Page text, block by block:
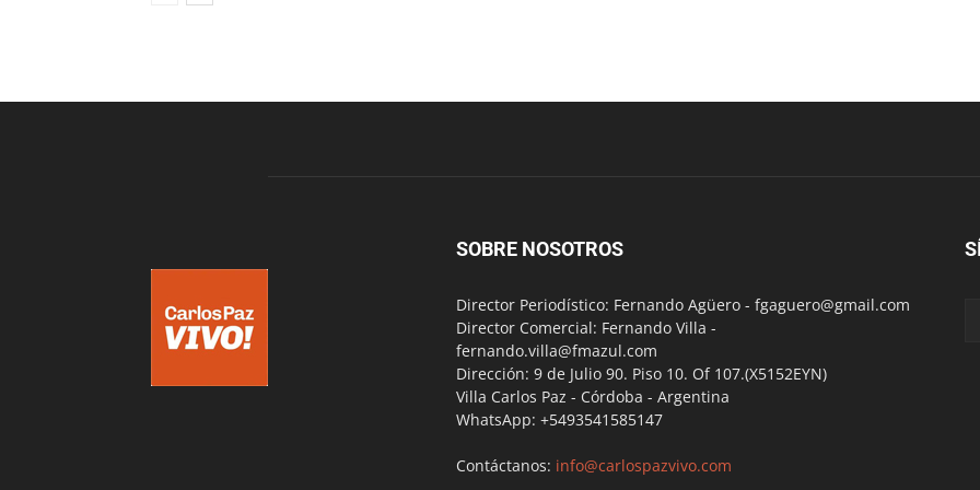
SOBRE NOSOTROS
Director Periodístico: Fernando Agüero - fgaguero@gmail.com
Director Comercial: Fernando Villa -
fernando.villa@fmazul.com
Dirección: 9 de Julio 90. Piso 10. Of 107.(X5152EYN)
Villa Carlos Paz - Córdoba - Argentina
WhatsApp: +5493541585147
Contáctanos: info@carlospazvivo.com